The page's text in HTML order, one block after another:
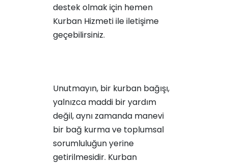
destek olmak için hemen
Kurban Hizmeti ile iletişime
geçebilirsiniz.
Unutmayın, bir kurban bağışı,
yalnızca maddi bir yardım
değil, aynı zamanda manevi
bir bağ kurma ve toplumsal
sorumluluğun yerine
getirilmesidir. Kurban